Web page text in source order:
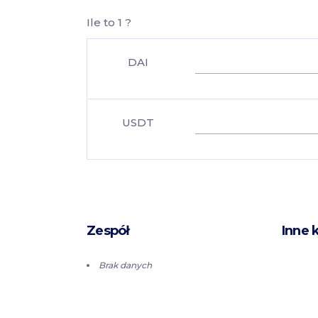
Ile to 1 ?
DAI
USDT
Zespół
Brak danych
Inne